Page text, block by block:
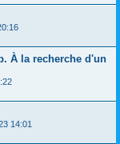
À la recherche d'un
14:01